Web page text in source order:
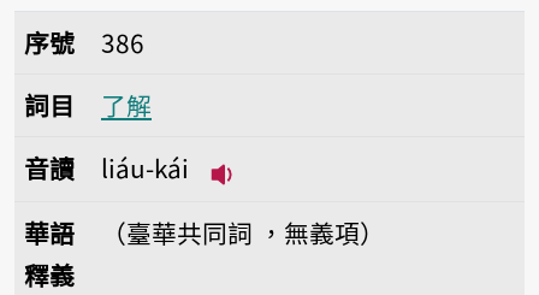
序號386了解
序號
386
詞目
了解
音讀
liáu-kái
華語
釋義
（臺華共同詞 ，無義項）